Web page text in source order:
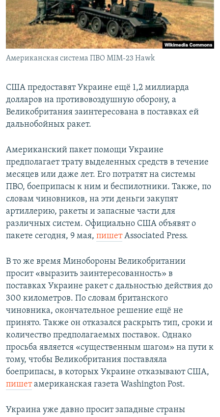
Американская система ПВО MIM-23 Hawk
США предоставят Украине ещё 1,2 миллиарда
долларов на противовоздушную оборону, а
Великобритания заинтересована в поставках ей
дальнобойных ракет.
Американский пакет помощи Украине
предполагает трату выделенных средств в течение
месяцев или даже лет. Его потратят на системы
ПВО, боеприпасы к ним и беспилотники. Также, по
словам чиновников, на эти деньги закупят
артиллерию, ракеты и запасные части для
различных систем. Официально США объявят о
пакете сегодня, 9 мая, пишетAssociated Press.
В то же время Минобороны Великобритании
просит «выразить заинтересованность» в
поставках Украине ракет с дальностью действия до
300 километров. По словам британского
чиновника, окончательное решение ещё не
принято. Также он отказался раскрыть тип, сроки и
количество предполагаемых поставок. Однако
просьба является «существенным шагом» на пути к
тому, чтобы Великобритания поставляла
боеприпасы, в которых Украине отказывают США,
пишетамериканская газета Washington Post.
Украина уже давно просит западные страны